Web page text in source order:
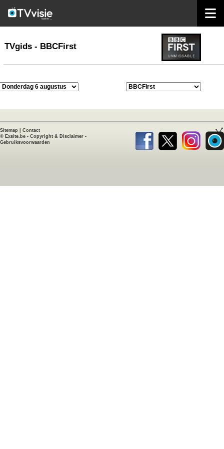
TVgids
TVgids - BBCFirst
Sitemap
Contact
© Exsite.be - Copyright & Disclaimer -
Gebruiksvoorwaarden